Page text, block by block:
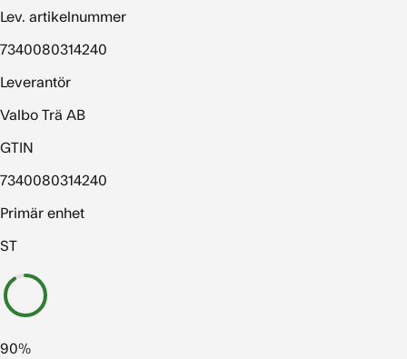
Lev. artikelnummer
7340080314240
Leverantör
Valbo Trä AB
GTIN
7340080314240
Primär enhet
ST
90%